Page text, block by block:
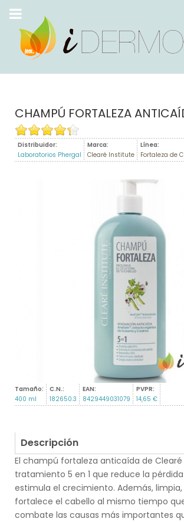
CHAMPÚ FORTALEZA
Distribuidor:
Laboratorios Phergal
Marca:
Clearé Institute
Línea:
Fortaleza de
Tamaño:
400 ml
C.N.:
182650.3
EAN:
8429449031079
PVPR:
14,65 €
Descripción
El champú fortaleza anticaída de
tratamiento 5 en 1 que reduce la
estimula el crecimiento. Además,
fortalece el cabello al mismo tiempo
combate las causas más importantes